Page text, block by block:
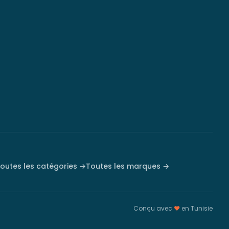
les catégories →Toutes les marques →
Conçu avec ♥ en Tunisie